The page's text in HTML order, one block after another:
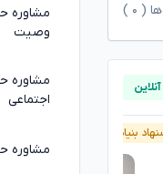
( ۰
بنیاد وکلا
مشاوره
وصیت
مشاوره
اجتماعی
مشاوره